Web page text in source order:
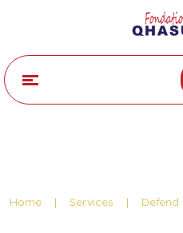
Home | Services | Defend